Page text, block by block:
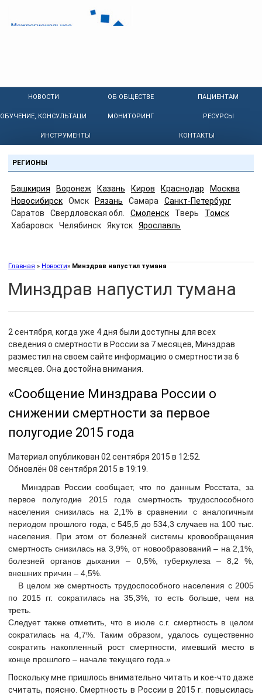
НОВОСТИ ОБ ОБЩЕСТВЕ ПАЦИЕНТАМ
ОБУЧЕНИЕ, КОНСУЛЬТАЦИИ МОНИТОРИНГ РЕСУРСЫ
ИНСТРУМЕНТЫ КОНТАКТЫ
РЕГИОНЫ
Башкирия Воронеж Казань Киров Краснодар
Москва
Новосибирск
Омск Рязань Самара
Санкт-Петербург
Саратов
Свердловская обл. Смоленск Тверь
Томск
Хабаровск
Челябинск Якутск Ярославль
Главная » Новости» Минздрав напустил тумана
Минздрав напустил тумана
2 сентября, когда уже 4 дня были доступны для всех
сведения о смертности в России за 7 месяцев, Минздрав
разместил на своем сайте информацию о смертности за 6
месяцев. Она достойна внимания.
«Сообщение Минздрава России о
снижении смертности за первое
полугодие 2015 года
Материал опубликован 02 сентября 2015 в 12:52.
Обновлён 08 сентября 2015 в 19:19.
Минздрав России сообщает, что по данным Росстата, за
первое полугодие 2015 года смертность трудоспособного
населения снизилась на 2,1% в сравнении с аналогичным
периодом прошлого года, с 545,5 до 534,3 случаев на 100 тыс.
населения. При этом от болезней системы кровообращения
смертность снизилась на 3,9%, от новообразований – на 2,1%,
болезней органов дыхания – 0,5%, туберкулеза – 8,2 %,
внешних причин – 4,5%.
В целом же смертность трудоспособного населения с 2005
по 2015 гг. сократилась на 35,3%, то есть больше, чем на
треть.
Следует также отметить, что в июле с.г. смертность в целом
сократилась на 4,7%. Таким образом, удалось существенно
сократить накопленный рост смертности, имевший место в
конце прошлого – начале текущего года.»
Поскольку мне пришлось внимательно читать и кое-что даже
считать, поясню. Смертность в России в 2015 г. повысилась